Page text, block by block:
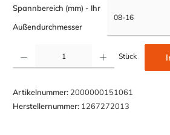
Spannbereich (mm) - Ihr
Außendurchmesserauswählen
Produkt Anzahl: Gib den gewünschten Wert ein oder
Stück
Artikelnummer: 2000000151061
Herstellernummer: 1267272013